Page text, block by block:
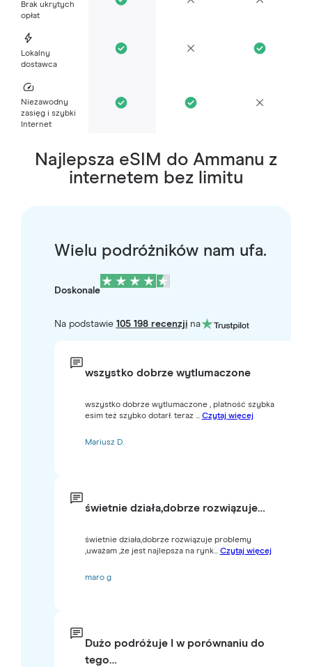
Brak ukrytych
opłat
Lokalny
dostawca
Niezawodny
zasięg i szybki
Internet
Najlepsza eSIM do Ammanu z
internetem bez limitu
Wielu podróżników nam ufa.
Doskonale
Na podstawie 105 198 recenzjina
wszystko dobrze wytlumaczone
wszystko dobrze wytlumaczone , platność szybka
esim też szybko dotarł. teraz ... Czytaj więcej
Mariusz D.
świetnie działa,dobrze rozwiązuje…
świetnie działa,dobrze rozwiązuje problemy
,uważam ,że jest najlepsza na rynk... Czytaj więcej
maro g
Dużo podróżuje I w porównaniu do
tego…